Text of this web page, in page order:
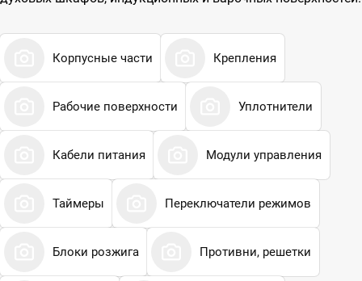
Корпусные части Крепления
Рабочие поверхности Уплотнители
Кабели питания Модули управления
Таймеры Переключатели режимов
Блоки розжига Противни, решетки